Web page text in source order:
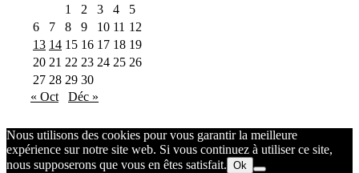
1
2 3 4
5
6
7 8 9 10 11 12
13 14 15 16 17 18 19
20 21 22 23 24 25 26
27 28 29 30
« Oct
Déc »
Nous utilisons des cookies pour vous garantir la meilleure
expérience sur notre site web. Si vous continuez à utiliser ce site,
nous supposerons que vous en êtes satisfait. Ok